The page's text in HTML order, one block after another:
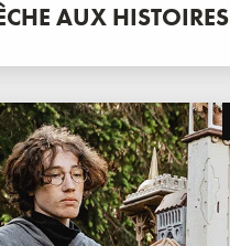
AUX HISTOIRES